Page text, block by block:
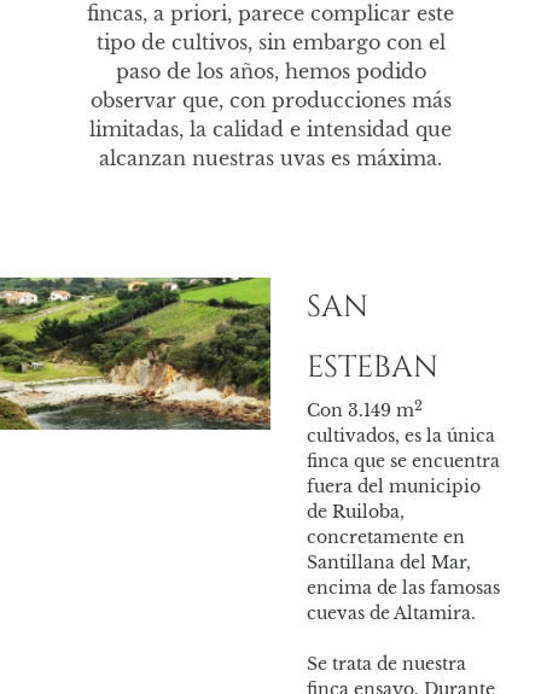
fincas, a priori, parece complicar este
tipo de cultivos, sin embargo con el
paso de los años, hemos podido
observar que, con producciones más
limitadas, la calidad e intensidad que
alcanzan nuestras uvas es máxima.
SAN
ESTEBAN
Con 3.149 m2
cultivados, es la única
finca que se encuentra
fuera del municipio
de Ruiloba,
concretamente en
Santillana del Mar,
encima de las famosas
cuevas de Altamira.
Se trata de nuestra
finca ensayo. Durante